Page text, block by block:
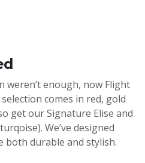
weren’t enough, now Flight
comes in red, gold
get our Signature Elise and
We’ve designed
both durable and stylish.